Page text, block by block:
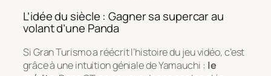
L’idée du siècle : Gagner sa supercar au
volant d’une Panda
Si Gran Turismo a réécrit l’histoire du jeu vidéo, c’est
grâce à une intuition géniale de Yamauchi : le